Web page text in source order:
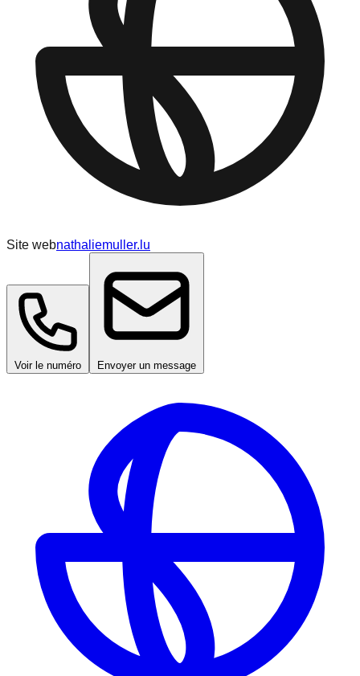
Site webnathaliemuller.lu
Voir le numéro Envoyer un message